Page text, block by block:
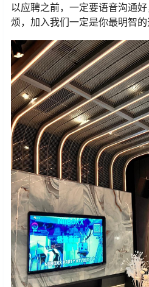
以应聘之前，一定要语音沟通
烦，加入我们一定是你最明智的